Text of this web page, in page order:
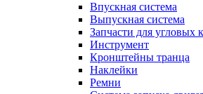
Впускная система
Выпускная система
Запчасти для угловых
Инструмент
Кронштейны транца
Наклейки
Ремни